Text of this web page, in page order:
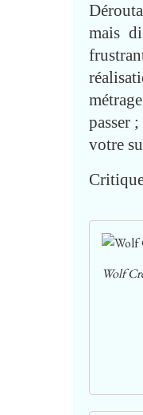
mais
passer
votre
Wolf